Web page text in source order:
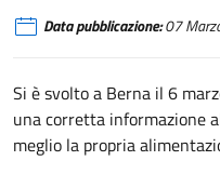
Data pubblicazione:07
Si è svolto a Berna il 6
una corretta informazione
meglio la propria